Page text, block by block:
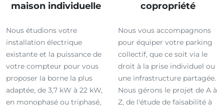
maison individuelle
Nous étudions votre
installation électrique
existante et la puissance de
votre compteur pour vous
proposer la borne la plus
adaptée, de 3,7 kW à 22 kW,
en monophasé ou triphasé,
copropriété
Nous vous accompagnons
pour équiper votre parking
collectif, que ce soit via le
droit à la prise individuel ou
une infrastructure partagée.
Nous gérons le projet de A à
Z, de l'étude de faisabilité à